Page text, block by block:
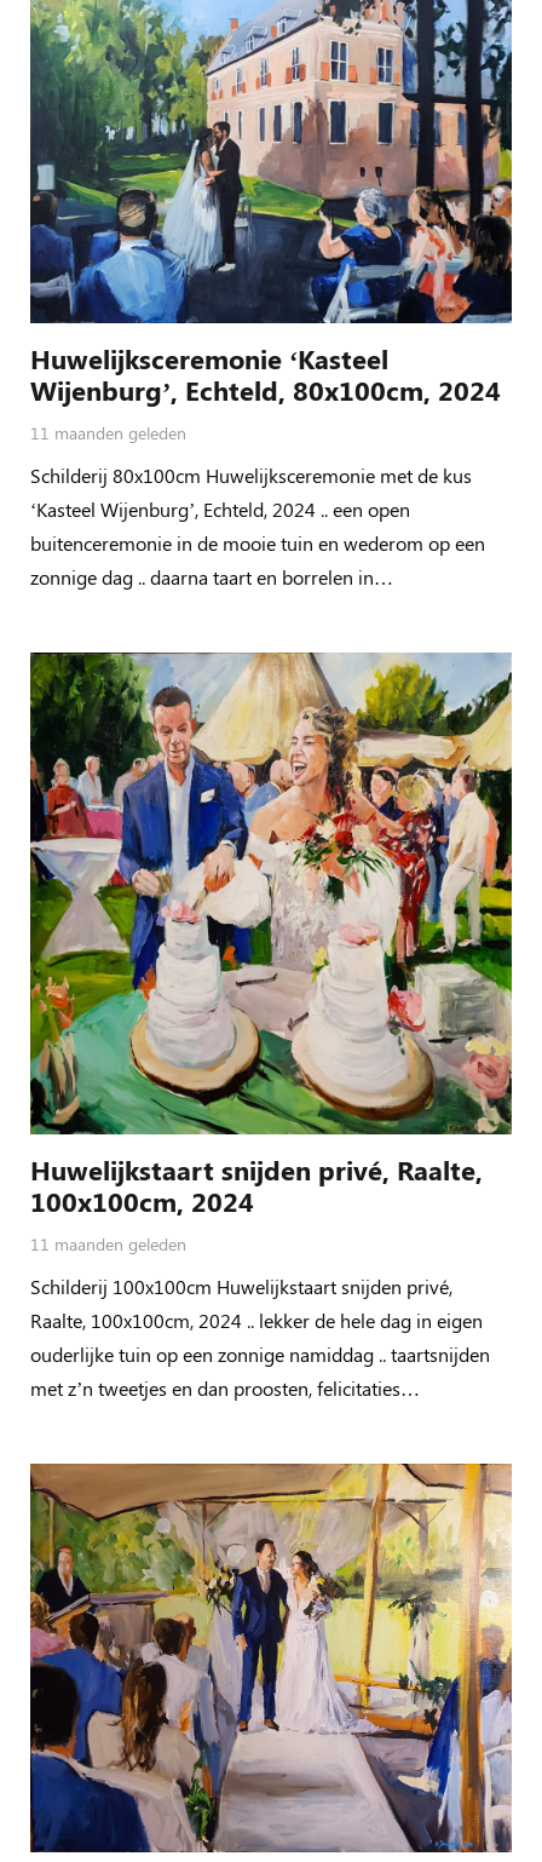
Huwelijksceremonie ‘Kasteel
Wijenburg’, Echteld, 80x100cm, 2024
11 maanden geleden
Schilderij 80x100cm Huwelijksceremonie met de kus
‘Kasteel Wijenburg’, Echteld, 2024 .. een open
buitenceremonie in de mooie tuin en wederom op een
zonnige dag .. daarna taart en borrelen in…
Huwelijkstaart snijden privé, Raalte,
100x100cm, 2024
11 maanden geleden
Schilderij 100x100cm Huwelijkstaart snijden privé,
Raalte, 100x100cm, 2024 .. lekker de hele dag in eigen
ouderlijke tuin op een zonnige namiddag .. taartsnijden
met z’n tweetjes en dan proosten, felicitaties…